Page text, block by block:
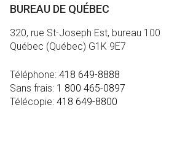
BUREAU DE QUÉBEC
320, rue St-Joseph Est, bureau 100
Québec (Québec) G1K 9E7
Téléphone: 418 649-8888
Sans frais: 1 800 465-0897
Télécopie: 418 649-8800